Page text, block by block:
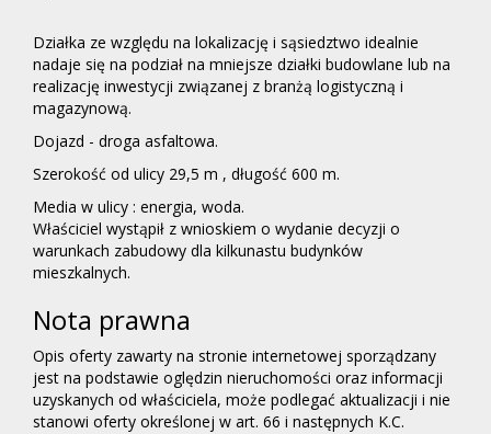
Działka ze względu na lokalizację i sąsiedztwo idealnie
nadaje się na podział na mniejsze działki budowlane lub na
realizację inwestycji związanej z branżą logistyczną i
magazynową.
Dojazd - droga asfaltowa.
Szerokość od ulicy 29,5 m , długość 600 m.
Media w ulicy : energia, woda.
Właściciel wystąpił z wnioskiem o wydanie decyzji o
warunkach zabudowy dla kilkunastu budynków
mieszkalnych.
Nota prawna
Opis oferty zawarty na stronie internetowej sporządzany
jest na podstawie oględzin nieruchomości oraz informacji
uzyskanych od właściciela, może podlegać aktualizacji i nie
stanowi oferty określonej w art. 66 i następnych K.C.